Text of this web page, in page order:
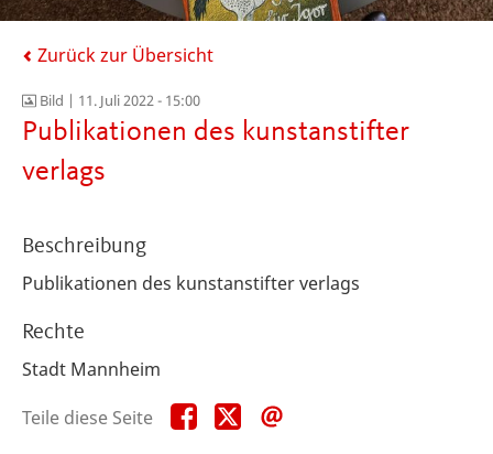
Zurück zur Übersicht
Bild | 11. Juli 2022 - 15:00
Publikationen des kunstanstifter
verlags
Beschreibung
Publikationen des kunstanstifter verlags
Rechte
Stadt Mannheim
Teile diese Seite
Teile
diese
Teile
diese